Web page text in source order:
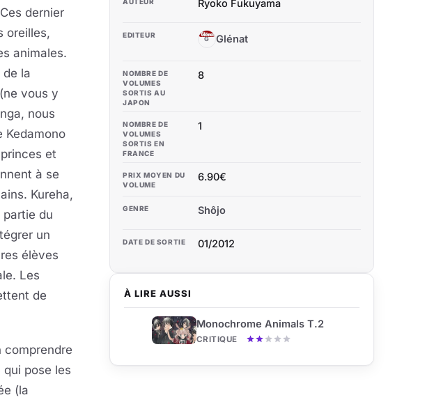
dernier
oreilles,
animales.
la
vous y
nous
Kedamono
et
à se
Kureha,
du
un
élèves
Les
de
comprendre
pose les
(la
À LIRE AUSSI
Monochrome Animals T.2
CRITIQUE
Ryoko Fukuyama
EDITEUR G Glénat
NOMBRE DE
VOLUMES
SORTIS AU
JAPON
8
NOMBRE DE
VOLUMES
SORTIS EN
FRANCE
1
PRIX MOYEN DU
VOLUME
6.90€
GENRE Shôjo
DATE DE SORTIE 01/2012